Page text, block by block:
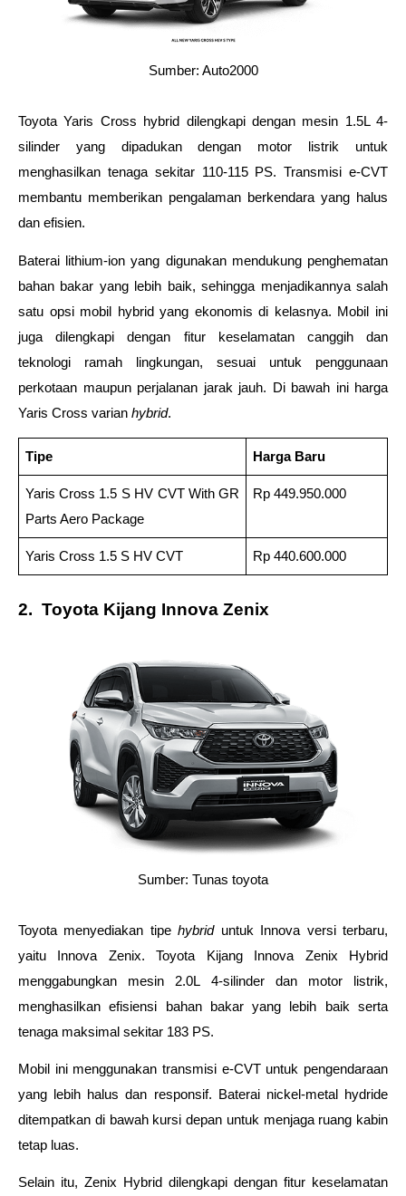
Sumber: Auto2000
Toyota Yaris Cross hybrid dilengkapi dengan mesin 1.5L 4-
silinder yang dipadukan dengan motor listrik untuk
menghasilkan tenaga sekitar 110-115 PS. Transmisi e-CVT
membantu memberikan pengalaman berkendara yang halus
dan efisien.
Baterai lithium-ion yang digunakan mendukung penghematan
bahan bakar yang lebih baik, sehingga menjadikannya salah
satu opsi mobil hybrid yang ekonomis di kelasnya. Mobil ini
juga dilengkapi dengan fitur keselamatan canggih dan
teknologi ramah lingkungan, sesuai untuk penggunaan
perkotaan maupun perjalanan jarak jauh. Di bawah ini harga
Yaris Cross varian hybrid.
Tipe Harga Baru
Yaris Cross 1.5 S HV CVT With GR
Parts Aero Package
Rp 449.950.000
Yaris Cross 1.5 S HV CVT Rp 440.600.000
2.  Toyota Kijang Innova Zenix
Sumber: Tunas toyota
Toyota menyediakan tipe hybrid untuk Innova versi terbaru,
yaitu Innova Zenix. Toyota Kijang Innova Zenix Hybrid
menggabungkan mesin 2.0L 4-silinder dan motor listrik,
menghasilkan efisiensi bahan bakar yang lebih baik serta
tenaga maksimal sekitar 183 PS.
Mobil ini menggunakan transmisi e-CVT untuk pengendaraan
yang lebih halus dan responsif. Baterai nickel-metal hydride
ditempatkan di bawah kursi depan untuk menjaga ruang kabin
tetap luas.
Selain itu, Zenix Hybrid dilengkapi dengan fitur keselamatan